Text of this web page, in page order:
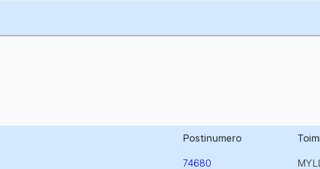
Postinumero
74680